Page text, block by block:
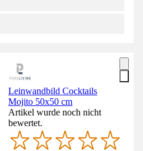
Leinwandbild Cocktails
Mojito 50x50 cm
Artikel wurde noch nicht
bewertet.